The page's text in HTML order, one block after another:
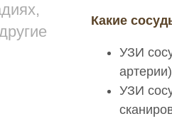
Какие
УЗИ
артерии)
УЗИ